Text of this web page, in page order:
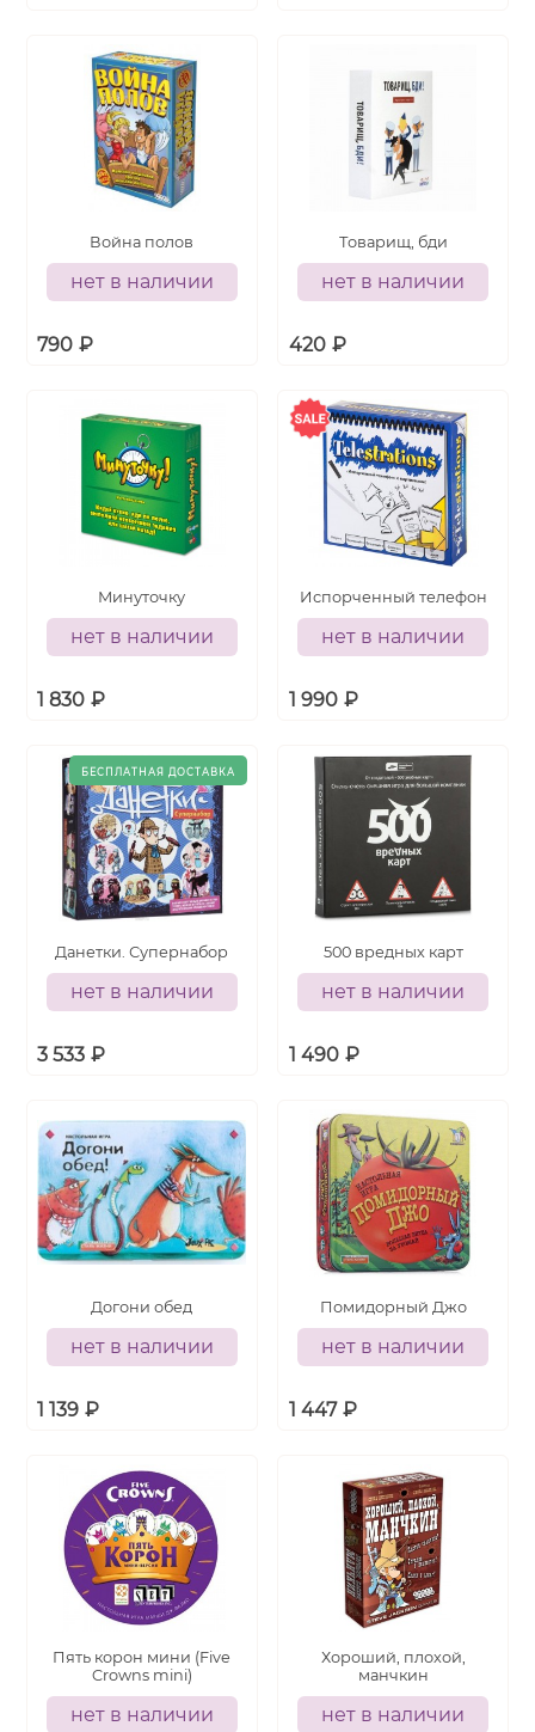
Война полов
нет в наличии
790 ₽
Товарищ, бди
нет в наличии
420 ₽
Минуточку
нет в наличии
1 830 ₽
Испорченный телефон
нет в наличии
1 990 ₽
Данетки. Супернабор
нет в наличии
3 533 ₽
500 вредных карт
нет в наличии
1 490 ₽
Догони обед
нет в наличии
1 139 ₽
Помидорный Джо
нет в наличии
1 447 ₽
Пять корон мини (Five
Crowns mini)
нет в наличии
Хороший, плохой,
манчкин
нет в наличии